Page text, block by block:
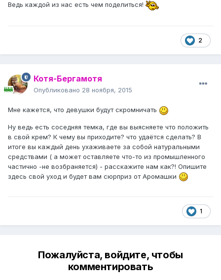
Ведь каждой из нас есть чем поделиться!
2
Котя-Бергамотя
Опубликовано 28 ноября, 2015
Мне кажется, что девушки будут скромничать
Ну ведь есть соседняя темка, где вы выясняете что положить
в свой крем? К чему вы приходите? что удаётся сделать? В
итоге вы каждый день ухаживаете за собой натуральными
средствами ( а может оставляете что-то из промышленного
частично -не возбраняется) - расскажите нам как?! Опишите
здесь свой уход и будет вам сюрприз от Аромашки
1
Пожалуйста, войдите, чтобы
комментировать